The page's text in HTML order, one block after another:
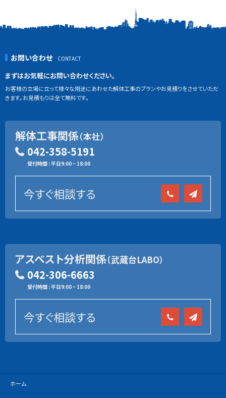
お問い合わせ
まずはお気軽にお問い合わせください。
お客様の立場に立って様々な用途にあわせた解体工事のプランやお見積りをさせていただ
きます。お見積もりは全て無料です。
解体工事関係（本社）
042-358-5191
受付時間 : 平日9:00 ~ 18:00
今すぐ相談する
アスベスト分析関係（武蔵台LABO）
042-306-6663
受付時間 : 平日9:00 ~ 18:00
今すぐ相談する
ホーム